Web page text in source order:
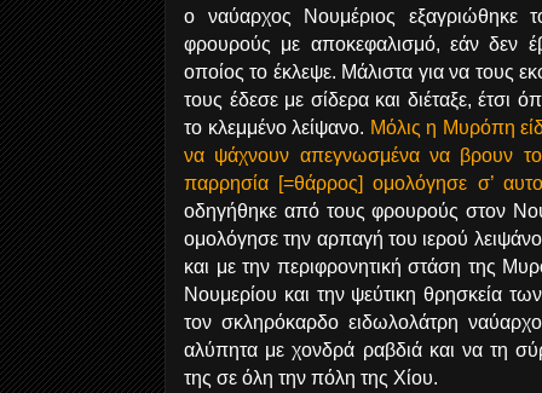
ο ναύαρχος Νουμέριος εξαγριώθηκε
φρουρούς με αποκεφαλισμό, εάν δεν
οποίος το έκλεψε. Μάλιστα για να τους
τους έδεσε με σίδερα και διέταξε, έτσι
το κλεμμένο λείψανο. Μόλις η Μυρόπη
να ψάχνουν απεγνωσμένα να βρουν
παρρησία [=θάρρος] ομολόγησε σ’
οδηγήθηκε από τους φρουρούς στον
ομολόγησε την αρπαγή του ιερού
και με την περιφρονητική στάση της
Νουμερίου και την ψεύτικη θρησκεία
τον σκληρόκαρδο ειδωλολάτρη
αλύπητα με χονδρά ραβδιά και να τη
της σε όλη την πόλη της Χίου.